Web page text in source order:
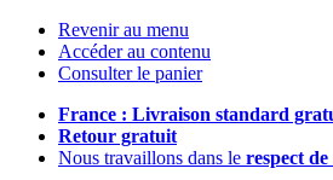
Revenir au menu
Accéder au contenu
Consulter le panier
France : Livraison standard
Retour gratuit
Nous travaillons dans le respect